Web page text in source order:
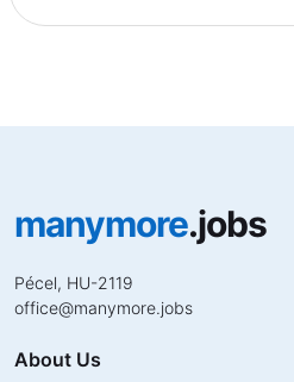
manymore.jobs
Pécel, HU-2119
office@manymore.jobs
About Us